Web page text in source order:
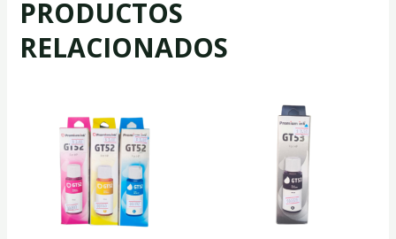
PRODUCTOS
RELACIONADOS